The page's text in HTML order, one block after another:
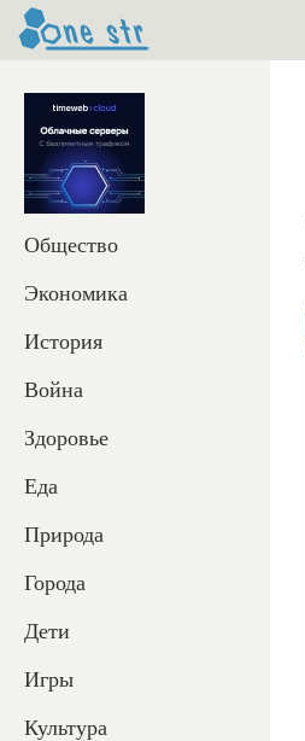
Общество
Экономика
История
Война
Здоровье
Еда
Природа
Города
Дети
Игры
Культура